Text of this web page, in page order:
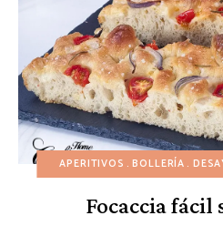
APERITIVOS BOLLERÍA
Focaccia fácil